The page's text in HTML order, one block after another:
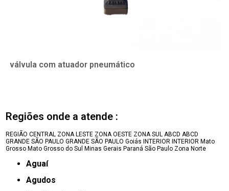
válvula com atuador pneumático
Regiões onde a atende :
REGIÃO CENTRAL ZONA LESTE ZONA OESTE ZONA SUL ABCD ABCD
GRANDE SÃO PAULO GRANDE SÃO PAULO Goiás INTERIOR INTERIOR Mato
Grosso Mato Grosso do Sul Minas Gerais Paraná São Paulo Zona Norte
Aguaí
Agudos